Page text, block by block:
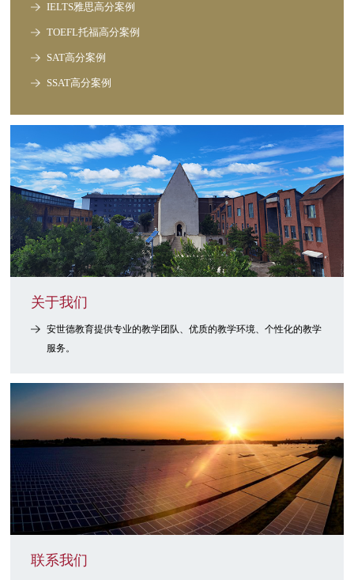
IELTS雅思高分案例
TOEFL托福高分案例
SAT高分案例
SSAT高分案例
关于我们
安世德教育提供专业的教学团队、优质的教学环境、个性化的教学
服务。
联系我们